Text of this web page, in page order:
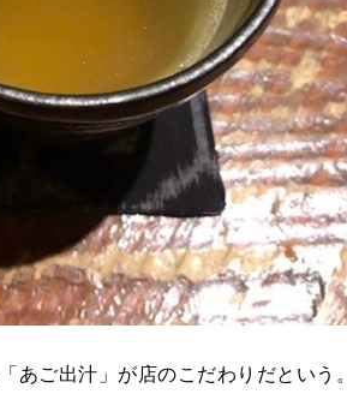
あご出汁」が店のこだわりだという。